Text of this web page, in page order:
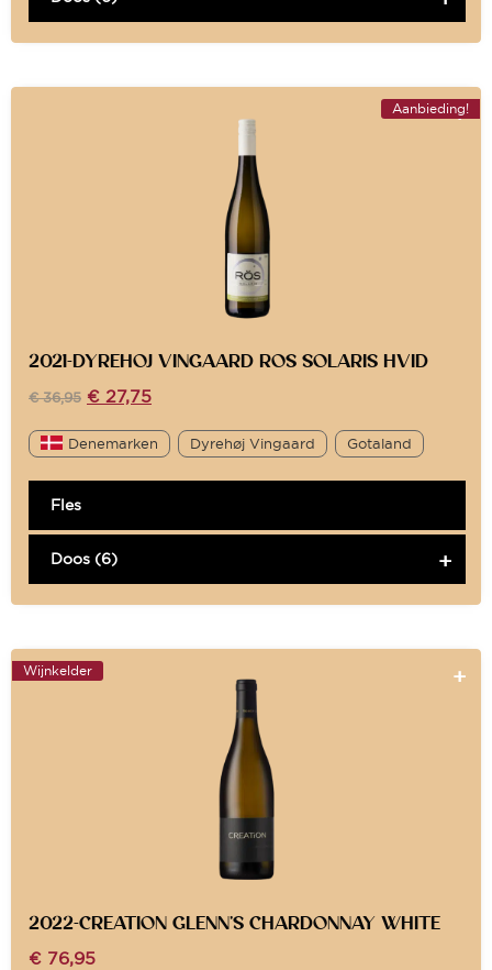
Aanbieding!
2021-DYREHOJ VINGAARD ROS SOLARIS HVID
€36,95 € 27,75
Denemarken Dyrehøj Vingaard Gotaland
Fles
Doos (6)
Wijnkelder
2022-CREATION GLENN’S CHARDONNAY WHITE
€ 76,95